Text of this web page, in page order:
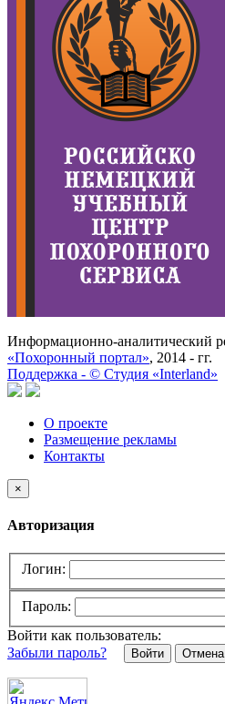
Информационно-аналитический
«Похоронный портал», 2014 - гг.
Поддержка - © Cтудия «Interland»
О проекте
Размещение рекламы
Контакты
×
Авторизация
Логин:
Пароль:
Войти как пользователь:
Забыли пароль?
Отмена